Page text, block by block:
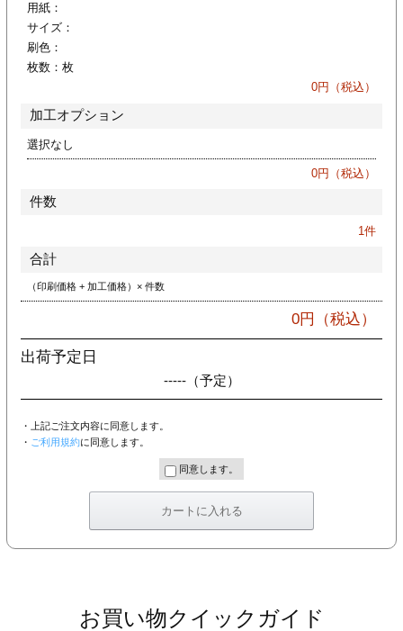
用紙：
サイズ：
刷色：
枚数： 枚
0円（税込）
加工オプション
選択なし
0円（税込）
件数
1件
合計
（印刷価格 + 加工価格）× 件数
0円（税込）
出荷予定日
-----（予定）
・上記ご注文内容に同意します。
・ ご利用規約に同意します。
同意します。
お買い物クイックガイド